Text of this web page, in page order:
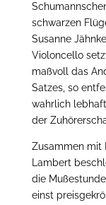
schwarzen
Susanne
Violoncello
maßvoll das
Satzes, so
wahrlich
der
Zusammen mit
Lambert
die
einst